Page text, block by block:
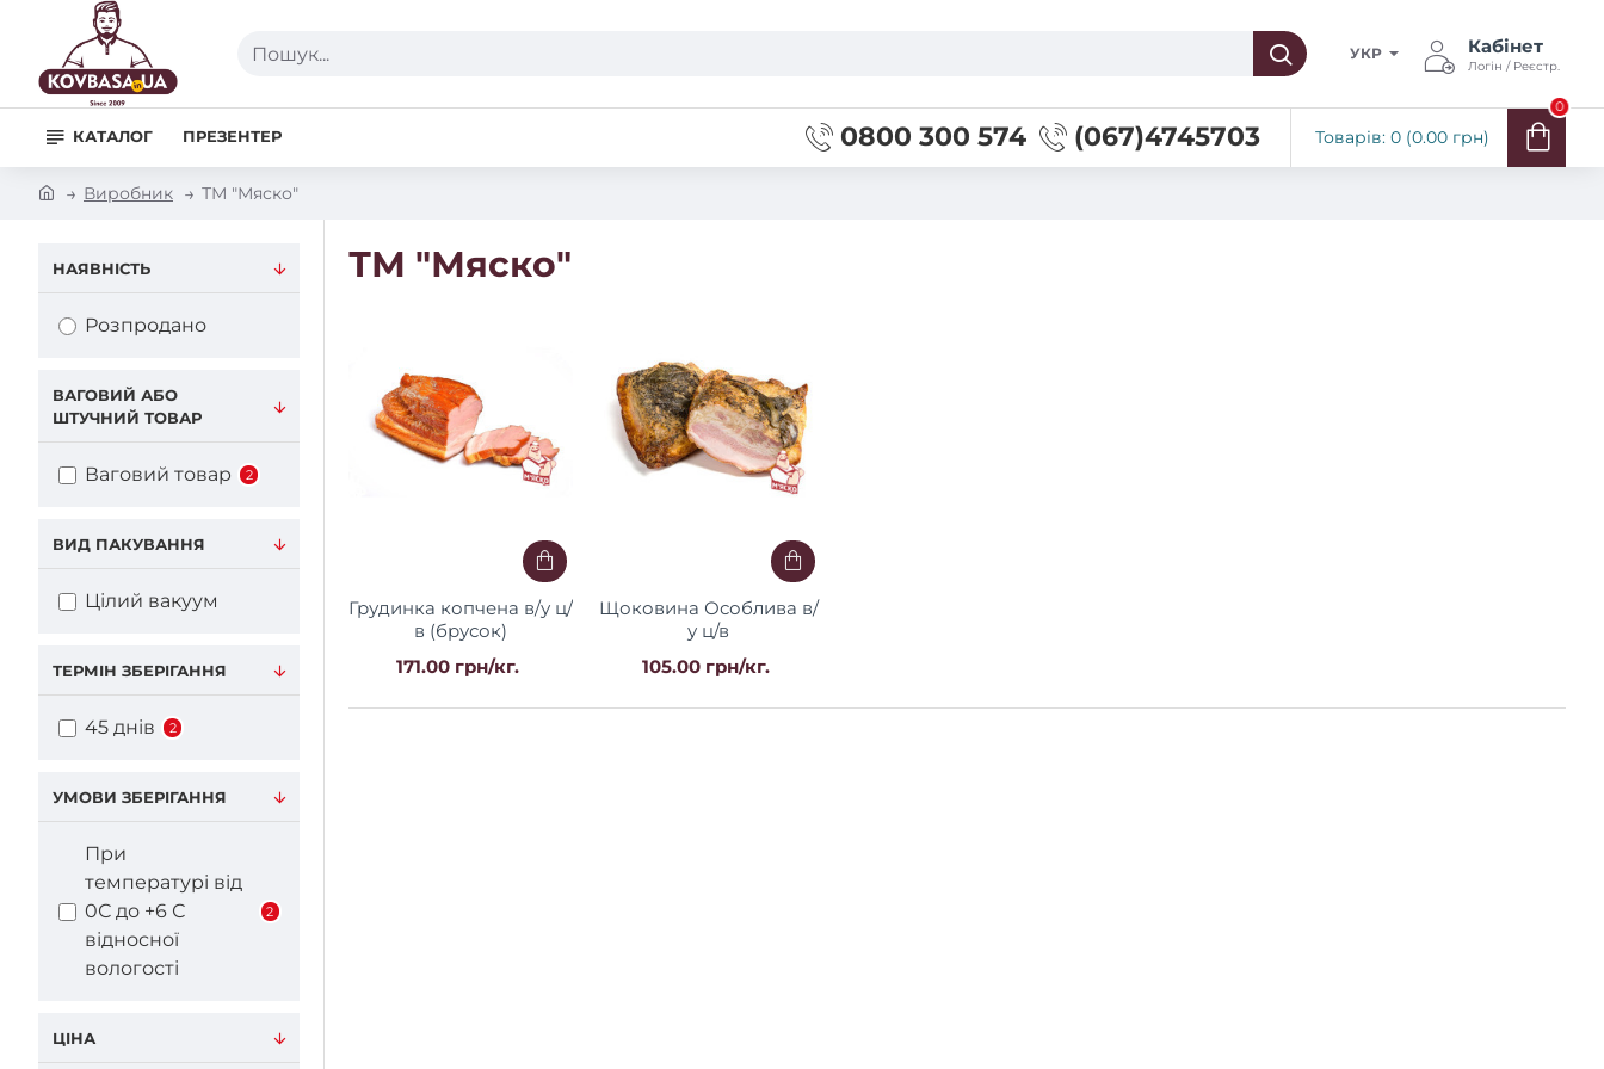
Пошук...
УКР Кабінет
Логін / Реєстр.
КАТАЛОГ ПРЕЗЕНТЕР 0800 300 574 (067)4745703 Товарів: 0 (0.00 грн)
0
e
Виробник ТМ "Мяско"
НАЯВНІСТЬ
Розпродано
ВАГОВИЙ АБО
ШТУЧНИЙ ТОВАР
Ваговий товар 2
ВИД ПАКУВАННЯ
Цілий вакуум
ТЕРМІН ЗБЕРІГАННЯ
45 днів 2
УМОВИ ЗБЕРІГАННЯ
При
температурі від
0С до +6 С
відносної
вологості
2
ЦІНА
ТМ "Мяско"
Грудинка копчена в/у ц/
в (брусок)
171.00 грн/кг.
Щоковина Особлива в/
у ц/в
105.00 грн/кг.